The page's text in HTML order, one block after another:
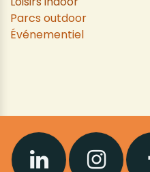
Parcs outdoor
Événementiel